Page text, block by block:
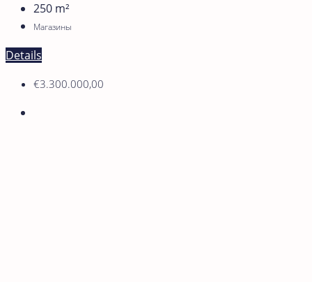
250 m²
Магазины
Details
€3.300.000,00